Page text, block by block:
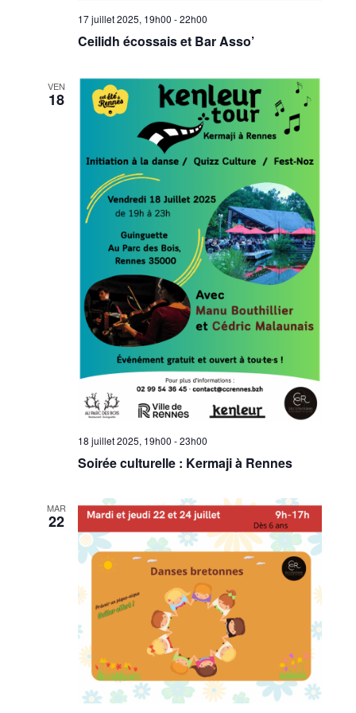
17 juillet 2025, 19h00 -22h00
Ceilidh écossais et Bar Asso’
VEN
18
18 juillet 2025, 19h00 -23h00
Soirée culturelle : Kermaji à Rennes
MAR
22